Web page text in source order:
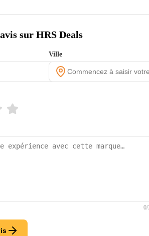
sur HRS Deals
Ville
0/